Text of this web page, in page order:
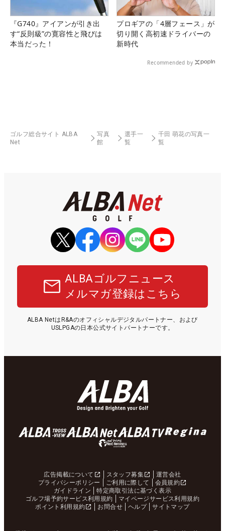
『G740』アイアンが引き出
す“反則級”の寛容性と飛びは
本当だった！
プロギアの「4層フェース」が
切り開く高初速ドライバーの
新時代
Recommended by
ゴルフ総合サイト ALBA
Net
写真
館
選手一
覧
千田 萌花の写真一
覧
ALBAゴルフニュース
メルマガ登録はこちら
ALBA NetはR&Aのオフィシャルデジタルパートナー、および
USLPGAの日本公式サイトパートナーです。
広告掲載について スタッフ募集
運営会社
プライバシーポリシー
ご利用に際して
会員規約
ガイドライン
特定商取引法に基づく表示
ゴルフ場予約サービス利用規約
マイページサービス利用規約
ポイント利用規約
お問合せ ヘルプ サイトマップ